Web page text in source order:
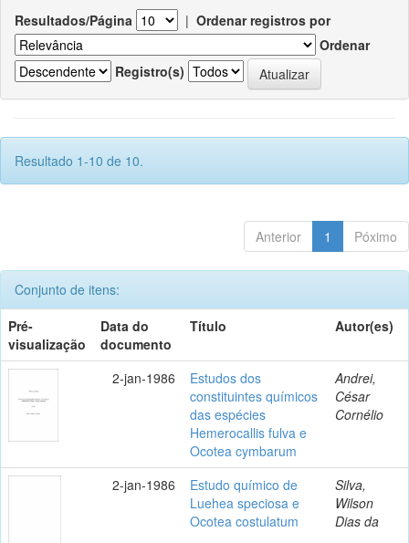
Resultados/Página | Ordenar registros por
Ordenar
Registro(s)
Resultado 1-10 de 10.
Anterior 1 Póximo
Conjunto de itens:
Pré-
visualização
Data do
documento
Título Autor(es)
2-jan-1986
Estudos dos
constituintes químicos
das espécies
Hemerocallis fulva e
Ocotea cymbarum
Andrei,
César
Cornélio
2-jan-1986
Estudo químico de
Luehea speciosa e
Ocotea costulatum
Silva,
Wilson
Dias da